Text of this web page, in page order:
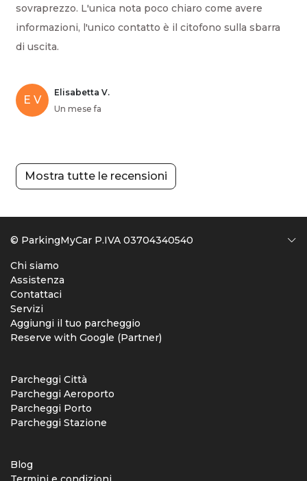
sovraprezzo. L'unica nota poco chiaro come avere
informazioni, l'unico contatto è il citofono sulla sbarra
di uscita.
E V
Elisabetta V.
Un mese fa
Mostra tutte le recensioni
© ParkingMyCar P.IVA 03704340540
Chi siamo
Assistenza
Contattaci
Servizi
Aggiungi il tuo parcheggio
Reserve with Google (Partner)
Parcheggi Città
Parcheggi Aeroporto
Parcheggi Porto
Parcheggi Stazione
Blog